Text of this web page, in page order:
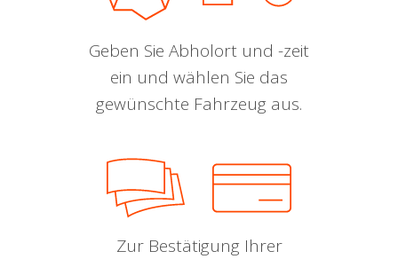
Geben Sie Abholort und -zeit
ein und wählen Sie das
gewünschte Fahrzeug aus.
Zur Bestätigung Ihrer